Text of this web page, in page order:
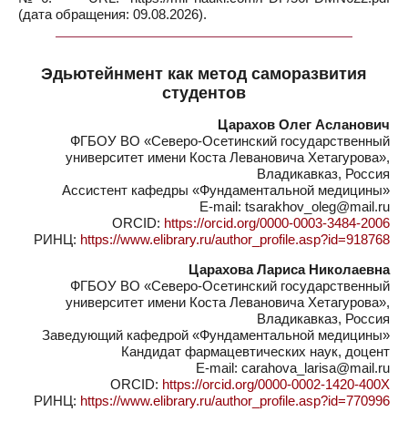
(дата обращения: 09.08.2026).
Эдьютейнмент как метод саморазвития
студентов
Царахов Олег Асланович
ФГБОУ ВО «Северо-Осетинский государственный
университет имени Коста Левановича Хетагурова»,
Владикавказ, Россия
Ассистент кафедры «Фундаментальной медицины»
E-mail: tsarakhov_oleg@mail.ru
ORCID: https://orcid.org/0000-0003-3484-2006
РИНЦ: https://www.elibrary.ru/author_profile.asp?id=918768
Царахова Лариса Николаевна
ФГБОУ ВО «Северо-Осетинский государственный
университет имени Коста Левановича Хетагурова»,
Владикавказ, Россия
Заведующий кафедрой «Фундаментальной медицины»
Кандидат фармацевтических наук, доцент
E-mail: carahova_larisa@mail.ru
ORCID: https://orcid.org/0000-0002-1420-400X
РИНЦ: https://www.elibrary.ru/author_profile.asp?id=770996